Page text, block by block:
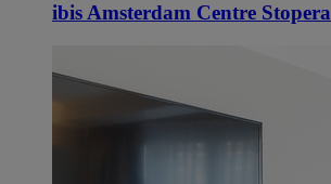
ibis Amsterdam Centre Stopera